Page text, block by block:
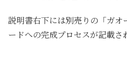
説明書右下には別売りの「ガオ
ードへの完成プロセスが記載さ